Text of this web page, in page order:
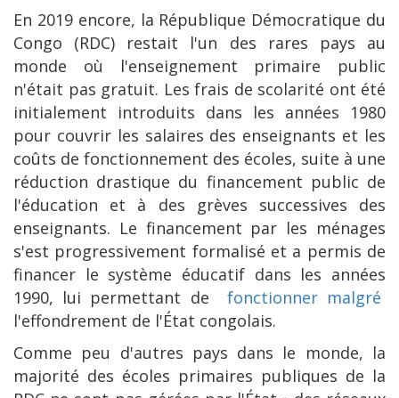
En 2019 encore, la République Démocratique du
Congo (RDC) restait l'un des rares pays au
monde où l'enseignement primaire public
n'était pas gratuit. Les frais de scolarité ont été
initialement introduits dans les années 1980
pour couvrir les salaires des enseignants et les
coûts de fonctionnement des écoles, suite à une
réduction drastique du financement public de
l'éducation et à des grèves successives des
enseignants. Le financement par les ménages
s'est progressivement formalisé et a permis de
financer le système éducatif dans les années
1990, lui permettant de
fonctionner malgré
l'effondrement de l'État congolais.
Comme peu d'autres pays dans le monde, la
majorité des écoles primaires publiques de la